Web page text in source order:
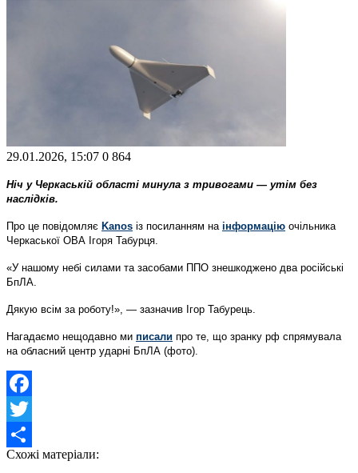
29.01.2026, 15:07 0 864
Ніч у Черкаській області минула з тривогами — утім без
наслідків.
Про це повідомляє Kanos із посиланням на інформацію очільника
Черкаської ОВА Ігоря Табурця.
«У нашому небі силами та засобами ППО знешкоджено два російські
БпЛА.
Дякую всім за роботу!», — зазначив Ігор Табурець.
Нагадаємо нещодавно ми писали про те, що зранку рф спрямувала
на обласний центр ударні БпЛА (фото).
Facebook
Twitter
Share
Схожі матеріали: